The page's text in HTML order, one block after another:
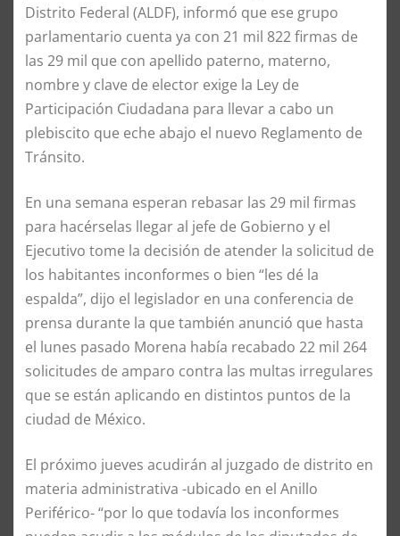
Distrito Federal (ALDF), informó que ese grupo
parlamentario cuenta ya con 21 mil 822 firmas de
las 29 mil que con apellido paterno, materno,
nombre y clave de elector exige la Ley de
Participación Ciudadana para llevar a cabo un
plebiscito que eche abajo el nuevo Reglamento de
Tránsito.
En una semana esperan rebasar las 29 mil firmas
para hacérselas llegar al jefe de Gobierno y el
Ejecutivo tome la decisión de atender la solicitud de
los habitantes inconformes o bien “les dé la
espalda”, dijo el legislador en una conferencia de
prensa durante la que también anunció que hasta
el lunes pasado Morena había recabado 22 mil 264
solicitudes de amparo contra las multas irregulares
que se están aplicando en distintos puntos de la
ciudad de México.
El próximo jueves acudirán al juzgado de distrito en
materia administrativa -ubicado en el Anillo
Periférico- “por lo que todavía los inconformes